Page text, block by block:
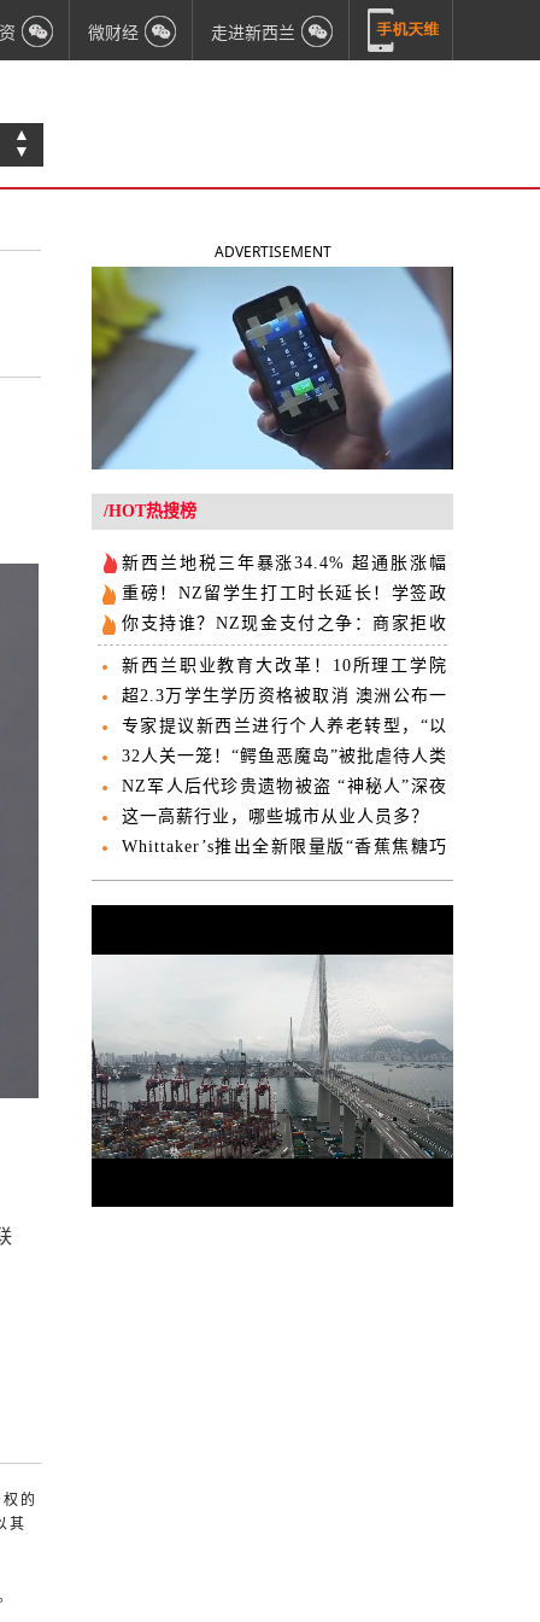
微财经 走进新西兰
▲
▼
的
其
ADVERTISEMENT
/HOT热搜榜
新西兰地税三年暴涨34.4% 超通胀涨幅
2.5倍
重磅！NZ留学生打工时长延长！学签政
策将迎利好！
你支持谁？NZ现金支付之争：商家拒收
VS立法强制
新西兰职业教育大改革！10所理工学院
恢复地方管理！
超2.3万学生学历资格被取消 澳洲公布一
批“野鸡私校”
专家提议新西兰进行个人养老转型，“以
储代税”解决养老金枯竭隐忧
32人关一笼！“鳄鱼恶魔岛”被批虐待人类
特朗普政府拟新建更多
NZ军人后代珍贵遗物被盗 “神秘人”深夜
交予博物馆
这一高薪行业，哪些城市从业人员多？
Whittaker’s推出全新限量版“香蕉焦糖巧
克力”